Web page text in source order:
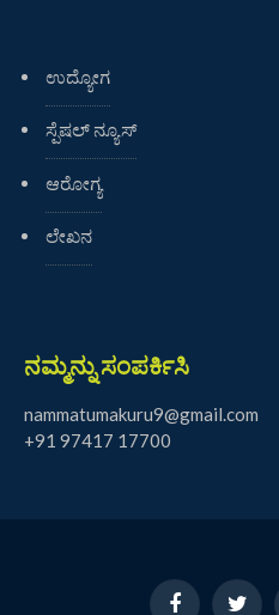
ಉದ್ಯೋಗ
ಸ್ಪೆಷಲ್ ನ್ಯೂಸ್
ಆರೋಗ್ಯ
ಲೇಖನ
ನಮ್ಮನ್ನು ಸಂಪರ್ಕಿಸಿ
nammatumakuru9@gmail.com
+91 97417 17700